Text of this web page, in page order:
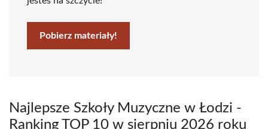
Pobierz materiały!
Najlepsze Szkoły Muzyczne w Łodzi -
Ranking TOP 10 w sierpniu 2026 roku